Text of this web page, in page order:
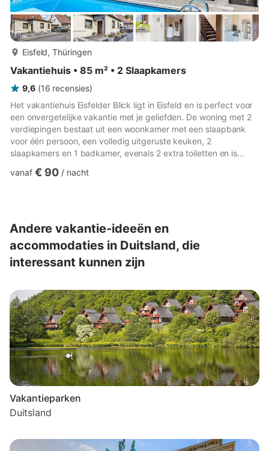
Eisfeld, Thüringen
Vakantiehuis • 85 m² • 2 Slaapkamers
9,6 (16 recensies)
Het vakantiehuis Eisfelder Blick ligt in Eisfeld en is perfect voor
een onvergetelijke vakantie met je geliefden. De woning met 2
verdiepingen bestaat uit een woonkamer met een slaapbank
voor één persoon, een volledig uitgeruste keuken, 2
slaapkamers en 1 badkamer, evenals 2 extra toiletten en is
high-speed Wi-Fi (geschikt voor videogesprekken) en een tv.
tuin,...
vanaf € 90 / nacht
Andere vakantie-ideeën en
accommodaties in Duitsland, die
interessant kunnen zijn
Vakantieparken
Duitsland